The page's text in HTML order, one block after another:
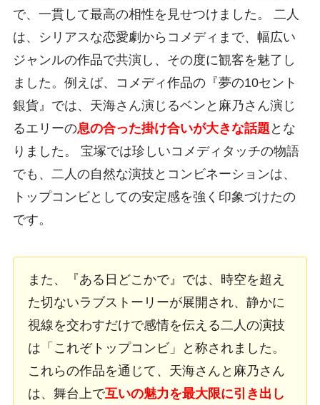
で、一貫して最高の相性を見せつけました。 二人
は、シリアスな恋愛劇からコメディまで、幅広い
ジャンルの作品で共演し、その度に観客を魅了し
ました。例えば、コメディ作品の『夢の10セント
銀貨』では、天海さん演じるベンと麻乃さん演じ
るエリーの息の合った掛け合いが大きな話題 とな
りました。 宝塚では珍しいコメディタッチの物語
でも、二人の自然な演技とコンビネーションは、
トップコンビとしての安定感を強く印象づけたの
です。
また、『ある日どこかで』では、時空を超え
た切ないラブストーリーが展開され、静かに
視線を交わすだけで感情を伝える二人の演技
は「これぞトップコンビ」と称されました。
これらの作品を通じて、天海さんと麻乃さん
は、舞台上で互いの魅力を最大限に引き出し